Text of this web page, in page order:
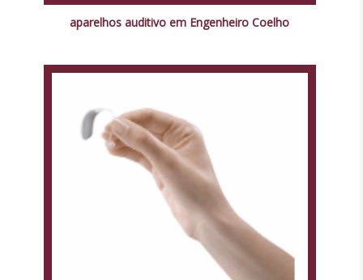
aparelhos auditivo em Engenheiro Coelho